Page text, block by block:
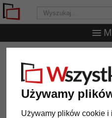
Używamy
Używamy plików cookie i
drewniane
Rama
Rama
Barnet